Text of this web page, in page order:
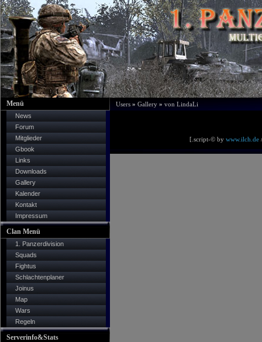
Menü
News
Forum
Mitglieder
Gbook
Links
Downloads
Gallery
Kalender
Kontakt
Impressum
Clan Menü
1. Panzerdivision
Squads
Fightus
Schlachtenplaner
Joinus
Map
Wars
Regeln
Serverinfo&Stats
Users » Gallery » von LindaLi
[.script-© by www.ilch.de/